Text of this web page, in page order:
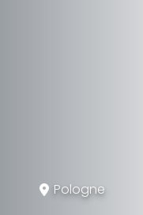
Pologne